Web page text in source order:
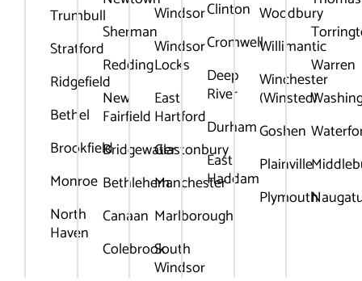
Trumbull
Stratford
Ridgefield
Bethel
Brookfield
Monroe
North
Haven
Sherman
Redding
New
Fairfield
Bridgewater
Bethlehem
Canaan
Colebrook
Windsor
Windsor
Locks
East
Hartford
Glastonbury
Manchester
Marlborough
South
Windsor
Clinton
Cromwell
Deep
River
Durham
East
Haddam
Woodbury
Willimantic
Winchester
(Winsted)
Goshen
Plainville
Plymouth
Warren